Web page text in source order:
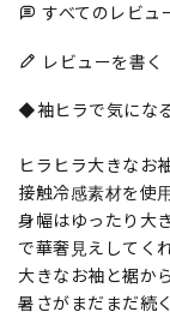
すべてのレビュ
レビューを書く
◆袖ヒラで気にな
ヒラヒラ大きなお
接触冷感素材を使
身幅はゆったり大
で華奢見えしてく
大きなお袖と裾か
暑さがまだまだ続